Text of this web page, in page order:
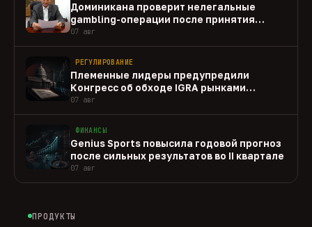
Доминикана проверит нелегальные
gambling-операции после принятия
закона
07 авг
РЕГУЛИРОВАНИЕ
Племенные лидеры предупредили
Конгресс об обходе IGRA рынками
прогнозов
07 авг
ФИНАНСЫ
Genius Sports повысила годовой прогноз
после сильных результатов во II квартале
07 авг
ПРОДУКТЫ